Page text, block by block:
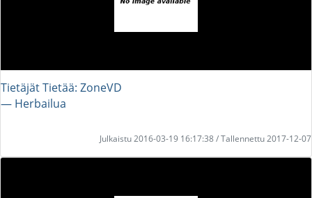
Tietäjät Tietää: ZoneVD
― Herbailua
Julkaistu 2016-03-19 16:17:38 / Tallennettu 2017-12-07